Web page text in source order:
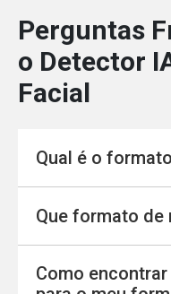
Perguntas
o Detector
Facial
Qual é o
Descubra o
precisão usando
de rosto, que
Que formato de
Nosso detector
Como